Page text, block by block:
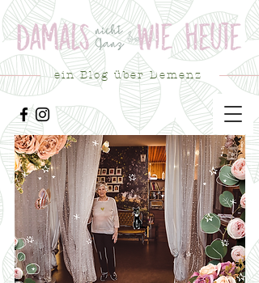
ein Blog über Demenz